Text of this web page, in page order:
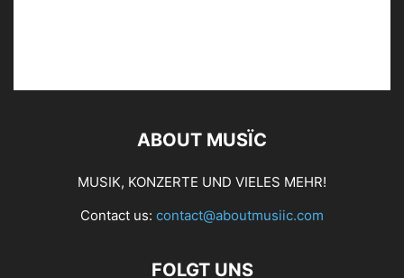
ABOUT MUSÏC
MUSIK, KONZERTE UND VIELES MEHR!
Contact us: contact@aboutmusiic.com
FOLGT UNS